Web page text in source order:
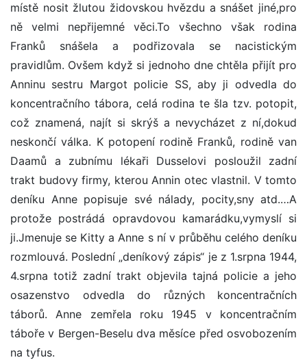
místě nosit žlutou židovskou hvězdu a snášet jiné,pro
ně velmi nepřijemné věci.To všechno však rodina
Franků snášela a podřizovala se nacistickým
pravidlům. Ovšem když si jednoho dne chtěla přijít pro
Anninu sestru Margot policie SS, aby ji odvedla do
koncentračního tábora, celá rodina te šla tzv. potopit,
což znamená, najít si skrýš a nevycházet z ní,dokud
neskončí válka. K potopení rodině Franků, rodině van
Daamů a zubnímu lékaři Dusselovi posloužil zadní
trakt budovy firmy, kterou Annin otec vlastnil. V tomto
deníku Anne popisuje své nálady, pocity,sny atd.…A
protože postrádá opravdovou kamarádku,vymyslí si
ji.Jmenuje se Kitty a Anne s ní v průběhu celého deníku
rozmlouvá. Poslední „deníkový zápis“ je z 1.srpna 1944,
4.srpna totiž zadní trakt objevila tajná policie a jeho
osazenstvo odvedla do různých koncentračních
táborů. Anne zemřela roku 1945 v koncentračním
táboře v Bergen-Beselu dva měsíce před osvobozením
na tyfus.